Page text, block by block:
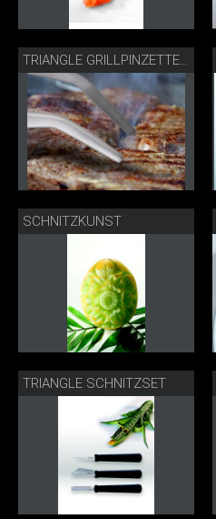
SCHNITZKUNST
TRIANGLE SCHNITZSET